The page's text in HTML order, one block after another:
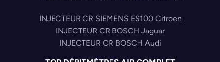
INJECTEUR CR SIEMENS ES100 Citroen
INJECTEUR CR BOSCH Jaguar
INJECTEUR CR BOSCH Audi